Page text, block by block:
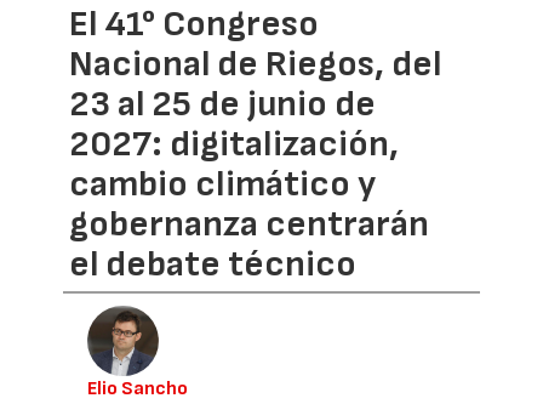
El 41° Congreso
Nacional de Riegos, del
23 al 25 de junio de
2027: digitalización,
cambio climático y
gobernanza centrarán
el debate técnico
Elio Sancho